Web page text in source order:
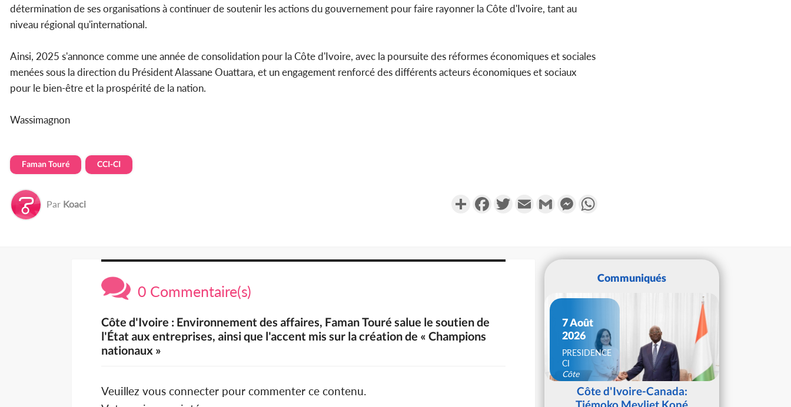
détermination de ses organisations à continuer de soutenir les actions du gouvernement pour faire rayonner la Côte d'Ivoire, tant au
niveau régional qu'international.
Ainsi, 2025 s'annonce comme une année de consolidation pour la Côte d'Ivoire, avec la poursuite des réformes économiques et sociales
menées sous la direction du Président Alassane Ouattara, et un engagement renforcé des différents acteurs économiques et sociaux
pour le bien-être et la prospérité de la nation.
Wassimagnon
Faman Touré CCI-CI
Par Koaci PartagerFacebookTwitterEmail Gmail Messenger
0 Commentaire(s)
Côte d'Ivoire : Environnement des affaires, Faman Touré salue le soutien de
l'État aux entreprises, ainsi que l'accent mis sur la création de « Champions
nationaux »
Veuillez vous connecter pour commenter ce contenu.
Communiqués
7 Août
2026
PRESIDENCE
CI
Côte
d'IvoireCôte d'Ivoire-Canada: